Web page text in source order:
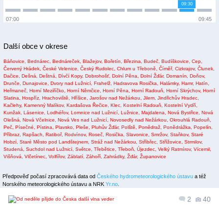
09:30
09:45
07:00
Další obce v okrese
Báňovice, Bednárec, Bednáreček, Blažejov, Bořetín, Březina, Budeč, Budíškovice, Cep,
Červený Hrádek, České Velenice, Český Rudolec, Chlum u Třeboně, Číměř, Cizkrajov, Člunek,
Dačice, Dešná, Deštná, Dívčí Kopy, Dobrohošť, Dolní Pěna, Dolní Žďár, Domanín, Doňov,
Drunče, Dunajovice, Dvory nad Lužnicí, Frahelž, Hadravova Rosička, Halámky, Hamr, Hatín,
Heřmaneč, Horní Meziříčko, Horní Němčice, Horní Pěna, Horní Radouň, Horní Skrýchov, Horní
Slatina, Hospříz, Hrachoviště, Hříšice, Jarošov nad Nežárkou, Jilem, Jindřichův Hradec,
Kačlehy, Kamenný Malíkov, Kardašova Řečice, Klec, Kostelní Radouň, Kostelní Vydří,
Kunžak, Lásenice, Lodhéřov, Lomnice nad Lužnicí, Lužnice, Majdalena, Nová Bystřice, Nová
Olešná, Nová Včelnice, Nová Ves nad Lužnicí, Novosedly nad Nežárkou, Okrouhlá Radouň,
Peč, Písečné, Pístina, Plavsko, Pleše, Pluhův Žďár, Polště, Ponědraž, Ponědrážka, Popelín,
Příbraz, Rapšach, Ratiboř, Rodvínov, Roseč, Rosička, Slavonice, Smržov, Staňkov, Staré
Hobzí, Staré Město pod Landštejnem, Stráž nad Nežárkou, Stříbřec, Střížovice, Strmilov,
Studená, Suchdol nad Lužnicí, Světce, Třebětice, Třeboň, Újezdec, Velký Ratmírov, Vícemil,
Višňová, Vlčetínec, Volfířov, Záblatí, Záhoří, Zahrádky, Žďár, Županovice
Předpověď počasí zpracovává data od Českého hydrometeorologického ústavu a též
Norského meteorologického ústavu a NRK Yr.no.
2 40